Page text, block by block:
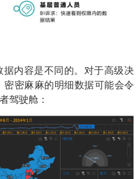
内容是不同的。对于高级决
密麻麻的明细数据可能会令
驾驶舱：